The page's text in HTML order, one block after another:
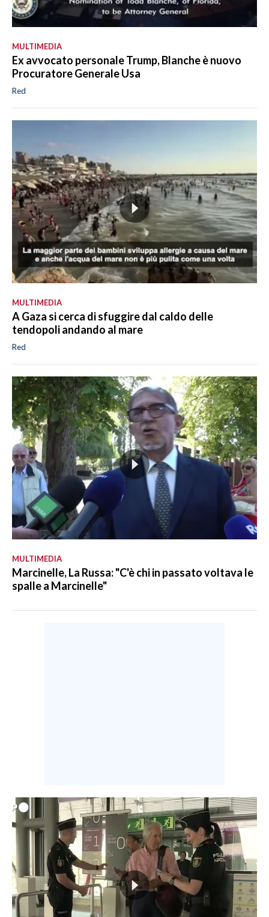
MULTIMEDIA
Ex avvocato personale Trump, Blanche è nuovo
Procuratore Generale Usa
Red
MULTIMEDIA
A Gaza si cerca di sfuggire dal caldo delle
tendopoli andando al mare
Red
MULTIMEDIA
Marcinelle, La Russa: "C'è chi in passato voltava le
spalle a Marcinelle"